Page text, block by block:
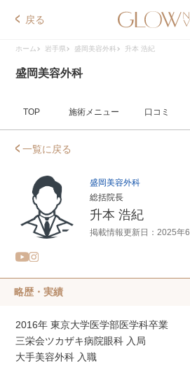
戻る
ホーム 岩手県 盛岡美容外科 升本 浩紀
盛岡美容外科
TOP 施術メニュー 口コミ
一覧に戻る
盛岡美容外科
総括院長
升本 浩紀
掲載情報更新日：2025年
略歴・実績
2016年 東京大学医学部医学科卒業
三栄会ツカザキ病院眼科 入局
大手美容外科 入職